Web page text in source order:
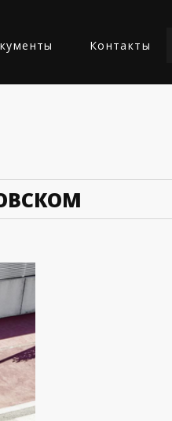
Контакты